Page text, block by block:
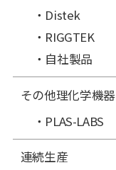
Distek
RIGGTEK
自社製品
その他理化学機器
PLAS-LABS
連続生産